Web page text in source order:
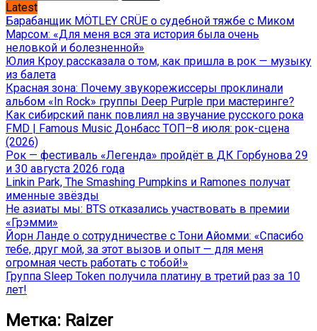
Latest
Барабанщик MÖTLEY CRÜE о судебной тяжбе с Миком
Марсом: «Для меня вся эта история была очень
неловкой и болезненной»
Юлия Кроу рассказала о том, как пришла в рок — музыку
из балета
Красная зона: Почему звукорежиссеры проклинали
альбом «In Rock» группы Deep Purple при мастеринге?
Как сибирский панк повлиял на звучание русского рока
FMD | Famous Music Донбасс ТОП–8 июля: рок-сцена
(2026)
Рок — фестиваль «Легенда» пройдёт в ДК Горбунова 29
и 30 августа 2026 года
Linkin Park, The Smashing Pumpkins и Ramones получат
именные звёзды
Не азиаты мы: BTS отказались участвовать в премии
«Грэмми»
Йорн Ланде о сотрудничестве с Тони Айомми: «Спасибо
тебе, друг мой, за этот вызов и опыт — для меня
огромная честь работать с тобой!»
Группа Sleep Token получила платину в третий раз за 10
лет!
Метка: Raizer